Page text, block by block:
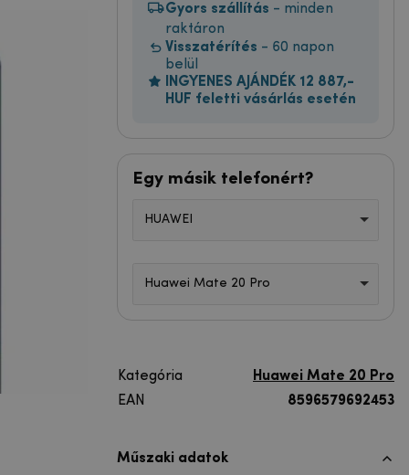
Gyors szállítás - minden
raktáron
Visszatérítés - 60 napon
belül
INGYENES AJÁNDÉK 12 887,-
HUF feletti vásárlás esetén
Egy másik telefonért?
HUAWEI
Huawei Mate 20 Pro
Kategória
Huawei Mate 20 Pro
EAN
8596579692453
Műszaki adatok